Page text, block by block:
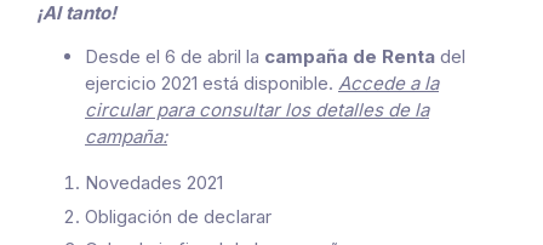
¡Al tanto!
Desde el 6 de abril la campaña de Renta del
ejercicio 2021 está disponible. Accede a la
circular para consultar los detalles de la
campaña:
Novedades 2021
Obligación de declarar